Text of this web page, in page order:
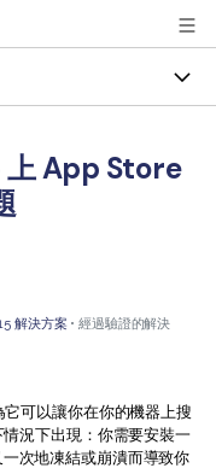
登入
上 App Store
解決方案 • 經過驗證的解決
可以讓你在你的機器上搜
況下出現：你需要安裝一
次地凍結或崩潰而導致你